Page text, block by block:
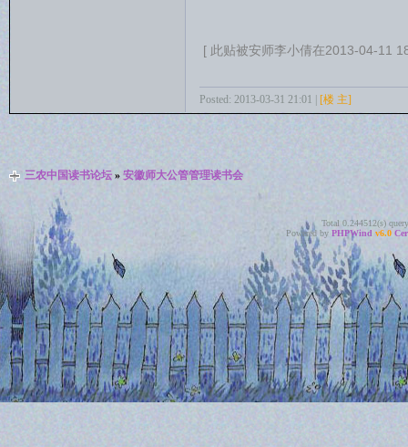
[ 此贴被安师李小倩在2013-04-11
Posted: 2013-03-31 21:01 | [楼 主]
三农中国读书论坛» 安徽师大公管管理读书会
Total 0.244512(s)
Powered by PHPWind v6.0